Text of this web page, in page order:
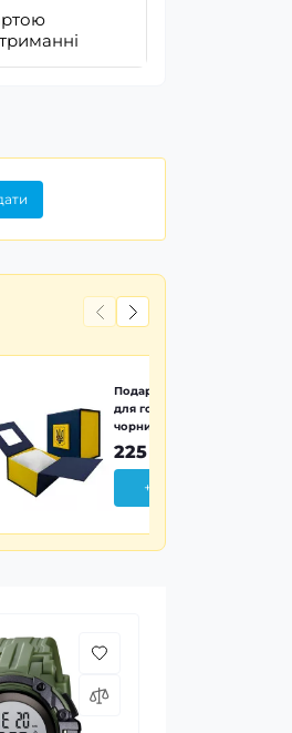
Подарункова картонна
для годинника синьо-жовта
чорним тризубом
225 грн
+ Додати